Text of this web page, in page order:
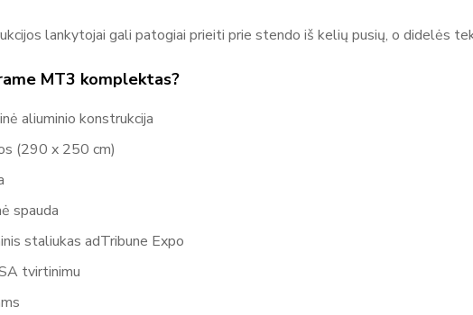
lankytojai gali patogiai prieiti prie stendo iš kelių pusių, o didelės
MT3 komplektas?
aliuminio konstrukcija
(290 x 250 cm)
spauda
staliukas adTribune Expo
tvirtinimu
prekių
renginiuose, prekybos vietose ir